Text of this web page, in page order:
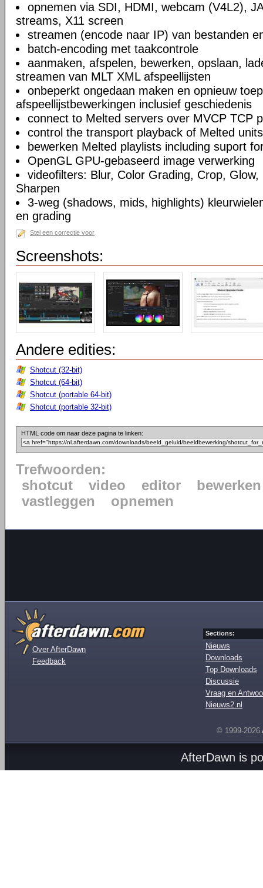
opnemen via SDI, HDMI, webcam (V4L2),
streams, X11 screen
streamen (encode naar IP) van bestanden
batch-encoding met taakcontrole
aanmaken, afspelen, bewerken, opslaan,
streamen van MLT XML afspeellijsten
onbeperkt ongedaan maken en opnieuw
afspeellijstbewerkingen inclusief geschiedenis
connect to Melted servers over MVCP TCP
control the transport playback of Melted units
bewerken Melted playlists including suport
OpenGL GPU-gebaseerd image verwerking
videofilters: Blur, Color Grading, Crop,
Sharpen
3-weg (shadows, mids, highlights)
en grading
Stel een correctie voor
Screenshots:
Andere edities:
Shotcut (32-bit)
Shotcut (64-bit)
Shotcut (portable 64-bit)
Shotcut (portable 32-bit)
HTML code om naar deze pagina te linken:
Trefwoorden:
shotcut
video editor
bewerken
vastleggen
opnemen
Over AfterDawn
Feedback
Sections:
Nieuws
Downloads
Top Downloads
Discussie
Vraag en
Nieuws2.nl
© 1999-2026
AfterDawn is